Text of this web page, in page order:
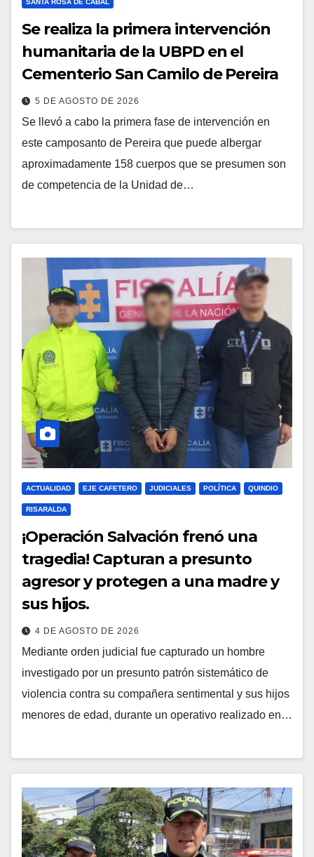
SANTA ROSA DE CABAL
Se realiza la primera intervención
humanitaria de la UBPD en el
Cementerio San Camilo de Pereira
5 DE AGOSTO DE 2026
Se llevó a cabo la primera fase de intervención en
este camposanto de Pereira que puede albergar
aproximadamente 158 cuerpos que se presumen son
de competencia de la Unidad de…
ACTUALIDAD EJE CAFETERO JUDICIALES POLÍTICA QUINDIO
RISARALDA
¡Operación Salvación frenó una
tragedia! Capturan a presunto
agresor y protegen a una madre y
sus hijos.
4 DE AGOSTO DE 2026
Mediante orden judicial fue capturado un hombre
investigado por un presunto patrón sistemático de
violencia contra su compañera sentimental y sus hijos
menores de edad, durante un operativo realizado en…